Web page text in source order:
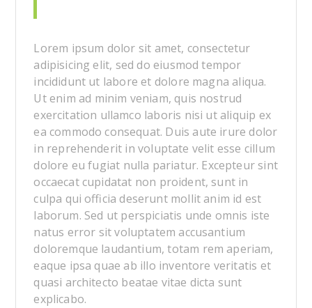
Lorem ipsum dolor sit amet, consectetur
adipisicing elit, sed do eiusmod tempor
incididunt ut labore et dolore magna aliqua.
Ut enim ad minim veniam, quis nostrud
exercitation ullamco laboris nisi ut aliquip ex
ea commodo consequat. Duis aute irure dolor
in reprehenderit in voluptate velit esse cillum
dolore eu fugiat nulla pariatur. Excepteur sint
occaecat cupidatat non proident, sunt in
culpa qui officia deserunt mollit anim id est
laborum. Sed ut perspiciatis unde omnis iste
natus error sit voluptatem accusantium
doloremque laudantium, totam rem aperiam,
eaque ipsa quae ab illo inventore veritatis et
quasi architecto beatae vitae dicta sunt
explicabo.